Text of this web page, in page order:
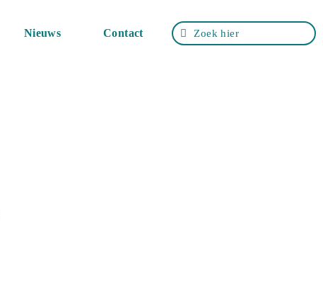
Nieuws Contact